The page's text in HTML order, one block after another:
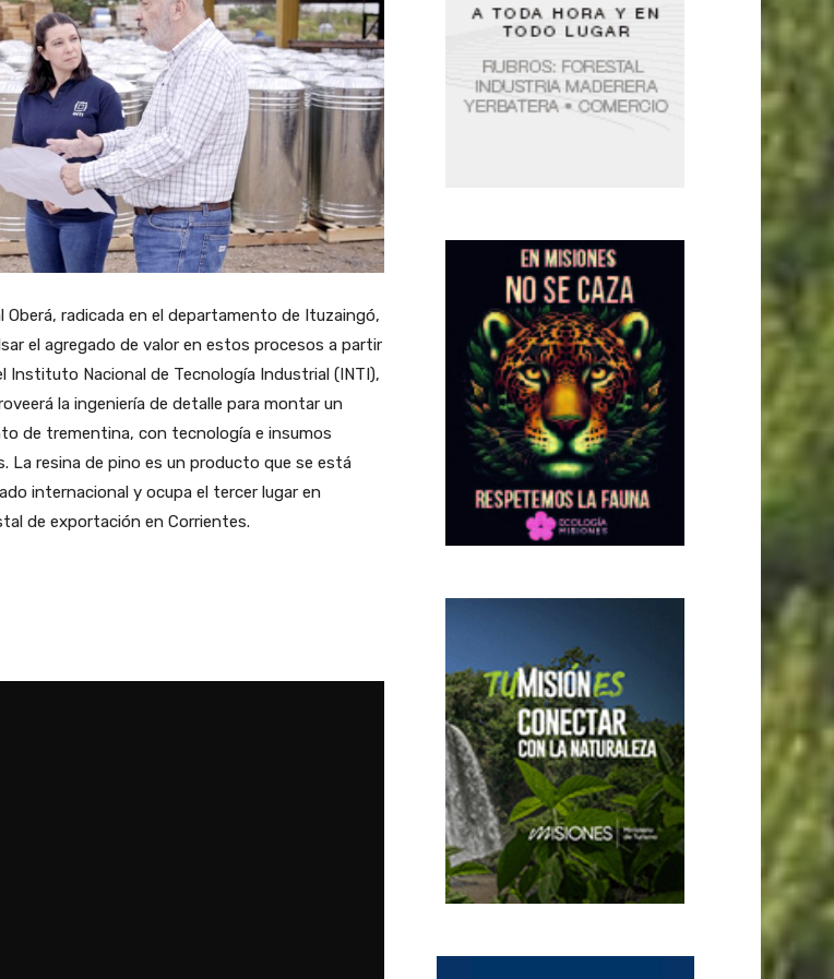
radicada en el departamento de Ituzaingó,
el agregado de valor en estos procesos a partir
Instituto Nacional de Tecnología Industrial (INTI),
la ingeniería de detalle para montar un
de trementina, con tecnología e insumos
La resina de pino es un producto que se está
internacional y ocupa el tercer lugar en
de exportación en Corrientes.